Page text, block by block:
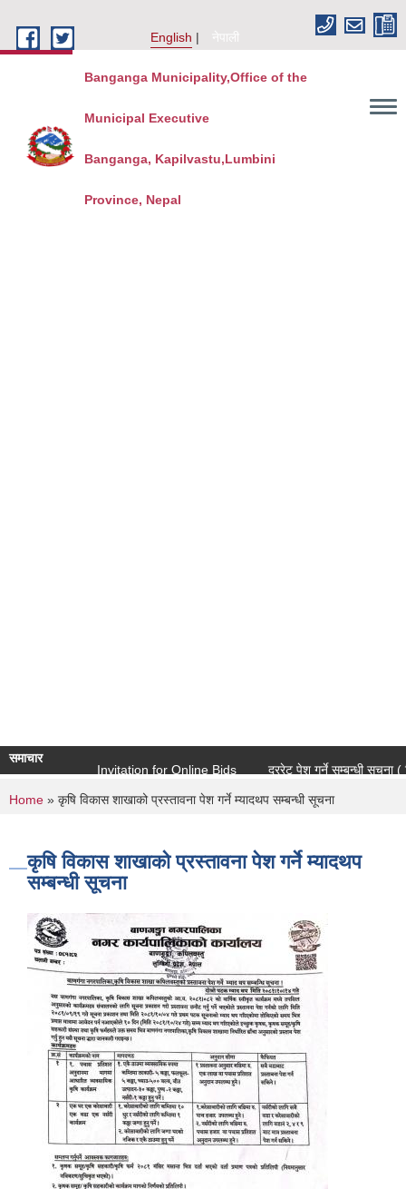
English
नेपाली
Banganga Municipality,Office of the
Municipal Executive
Banganga, Kapilvastu,Lumbini
Province, Nepal
समाचार
Invitation for Online Bids
दररेट पेश गर्ने सम्बन्धी सूचना ( शिक्षा
You are here
Home » कृषि विकास शाखाको प्रस्तावना पेश गर्ने म्यादथप सम्बन्धी सूचना
कृषि विकास शाखाको प्रस्तावना पेश गर्ने म्यादथप
सम्बन्धी सूचना